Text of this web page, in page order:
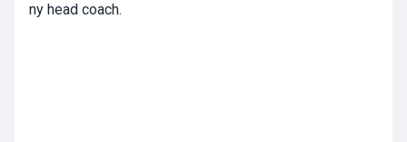
ny head coach.